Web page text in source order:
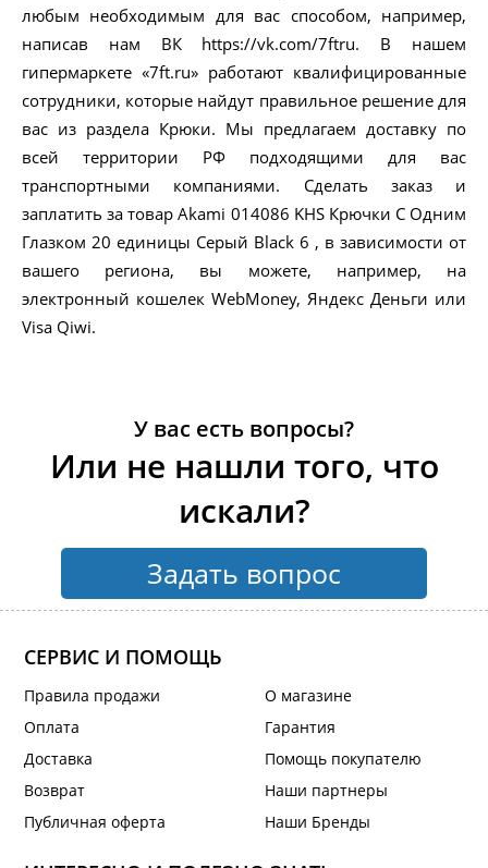
любым необходимым для вас способом, например,
написав нам ВК https://vk.com/7ftru. В нашем
гипермаркете «7ft.ru» работают квалифицированные
сотрудники, которые найдут правильное решение для
вас из раздела Крюки. Мы предлагаем доставку по
всей территории РФ подходящими для вас
транспортными компаниями. Сделать заказ и
заплатить за товар Akami 014086 KHS Крючки С Одним
Глазком 20 единицы Серый Black 6 , в зависимости от
вашего региона, вы можете, например, на
электронный кошелек WebMoney, Яндекс Деньги или
Visa Qiwi.
У вас есть вопросы?
Или не нашли того, что
искали?
Задать вопрос
СЕРВИС И ПОМОЩЬ
Правила продажи
Оплата
Доставка
Возврат
Публичная оферта
О магазине
Гарантия
Помощь покупателю
Наши партнеры
Наши Бренды